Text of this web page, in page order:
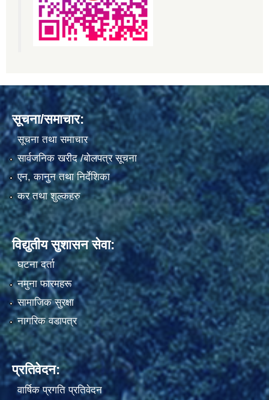
सूचना/समाचार:
सूचना तथा समाचार
सार्वजनिक खरीद /बोलपत्र सूचना
एन, कानुन तथा निर्देशिका
कर तथा शुल्कहरु
विद्युतीय सुशासन सेवा:
घटना दर्ता
नमुना फारमहरू
सामाजिक सुरक्षा
नागरिक वडापत्र
प्रतिवेदन:
वार्षिक प्रगति प्रतिवेदन